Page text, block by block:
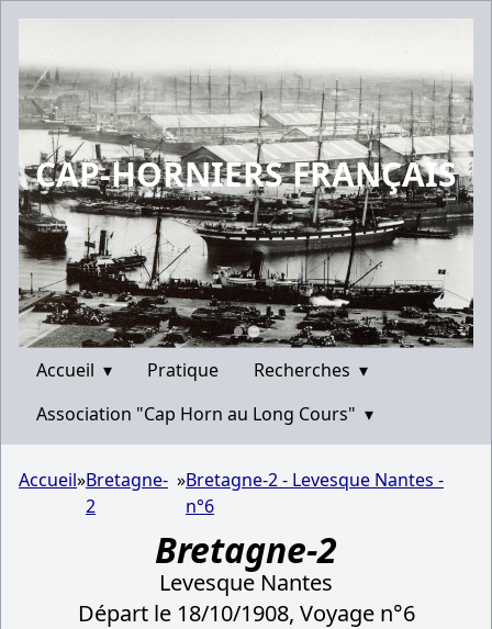
CAP-HORNIERS FRANÇAIS
Accueil ▾ Pratique Recherches ▾
Association "Cap Horn au Long Cours" ▾
Accueil»Bretagne-
2
»Bretagne-2 - Levesque Nantes -
n°6
Bretagne-2
Levesque Nantes
Départ le 18/10/1908, Voyage n°6